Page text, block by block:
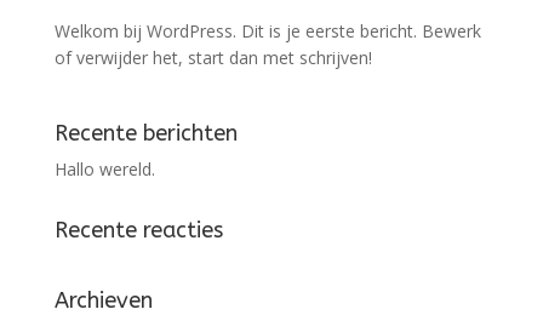
Welkom bij WordPress. Dit is je eerste bericht. Bewerk
of verwijder het, start dan met schrijven!
Recente berichten
Hallo wereld.
Recente reacties
Archieven